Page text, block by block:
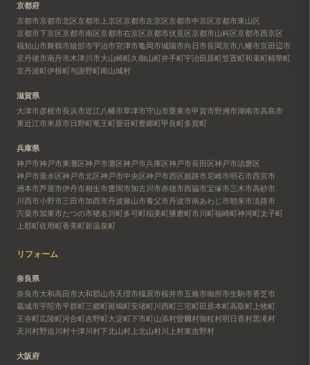
京都府
京都市京都市北区京都市上京区京都市左京区京都市中京区京都市東山区
京都市下京区京都市南区京都市右京区京都市伏見区京都市山科区京都市西京区
福知山市舞鶴市綾部市宇治市宮津市亀岡市城陽市向日市長岡京市八幡市京田辺市
京丹後市南丹市木津川市大山崎町久御山町井手町宇治田原町笠置町和束町精華町
京丹波町伊根町与謝野町南山城村
滋賀県
大津市彦根市長浜市近江八幡市草津市守山市栗東市甲賀市野洲市湖南市高島市
東近江市米原市日野町竜王町愛荘町豊郷町甲良町多賀町
兵庫県
神戸市神戸市東灘区神戸市灘区神戸市兵庫区神戸市長田区神戸市須磨区
神戸市垂水区神戸市北区神戸市中央区神戸市西区姫路市尼崎市明石市西宮市
洲本市芦屋市伊丹市相生市豊岡市加古川市赤穂市西脇市宝塚市三木市高砂市
川西市小野市三田市加西市丹波篠山市養父市丹波市南あわじ市朝来市淡路市
宍粟市加東市たつの市猪名川町多可町稲美町播磨町市川町福崎町神河町太子町
上郡町佐用町香美町新温泉町
リフォーム
奈良県
奈良市大和高田市大和郡山市天理市橿原市桜井市五條市御所市生駒市香芝市
葛城市宇陀市平群町三郷町斑鳩町安堵町川西町三宅町田原本町高取町 上牧町
王寺町広陵町河合町吉野町大淀町下市町山添村曽爾村御杖村明日香村黒滝村
天川村野迫川村十津川村下北山村 上北山村川上村東吉野村
大阪府